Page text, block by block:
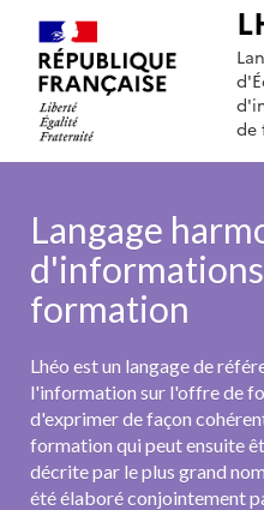
de
Langage
formation
Lhéo est un langage de
l'information sur l'offre de
d'exprimer de façon
formation qui peut ensuite
décrite par le plus grand
été élaboré conjointement